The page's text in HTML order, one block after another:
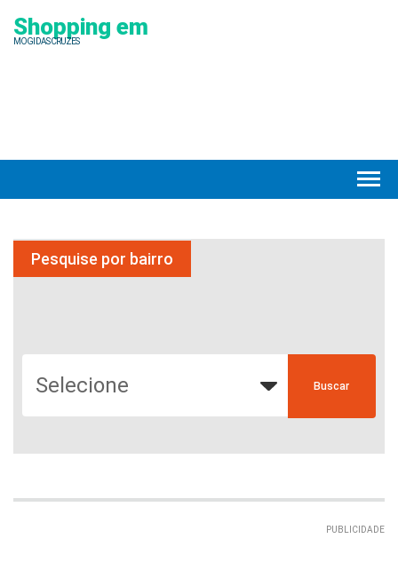
Shopping em
MOGI DAS CRUZES
Pesquise por bairro
PUBLICIDADE